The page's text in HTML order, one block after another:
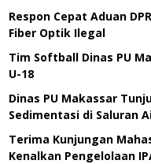
Respon Cepat Aduan
Fiber Optik Ilegal
Tim Softball Dinas PU
U-18
Dinas PU Makassar
Sedimentasi di Saluran
Terima Kunjungan
Kenalkan Pengelolaan